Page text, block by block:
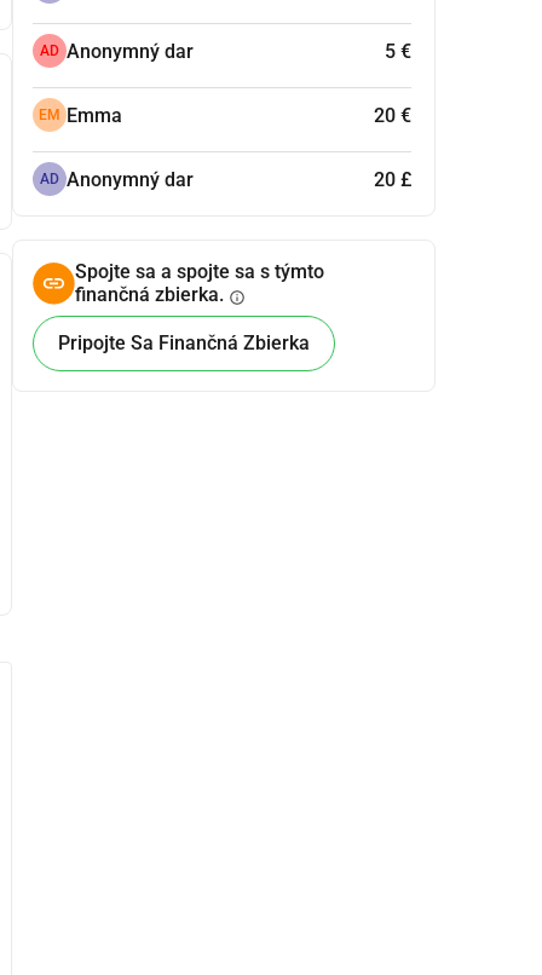
AD Anonymný dar 5 €
EM Emma 20 €
AD Anonymný dar 20 £
Spojte sa a spojte sa s týmto
finančná zbierka. info
Pripojte Sa Finančná Zbierka